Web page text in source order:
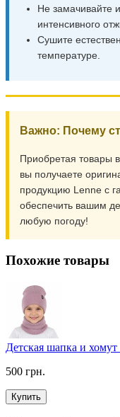
Не замачивайте
интенсивного
Сушите
температуре.
Важно: Почему
Приобретая товары
вы получаете
продукцию Lenne с
обеспечить вашим
любую погоду!
Похожие товары
Детская шапка и
500 грн.
Купить